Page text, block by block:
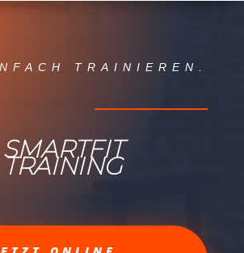
TRAINIEREN.
SMARTFIT
TRAINING